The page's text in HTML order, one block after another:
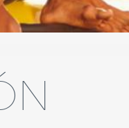
Nuestra Expansión